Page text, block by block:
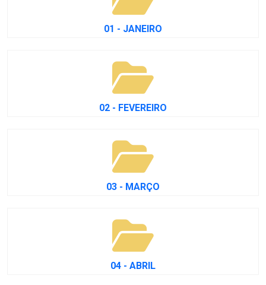
01 - JANEIRO
02 - FEVEREIRO
03 - MARÇO
04 - ABRIL